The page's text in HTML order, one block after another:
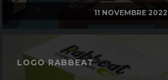
11 NOVEMBRE 2022
LOGO RABBEAT